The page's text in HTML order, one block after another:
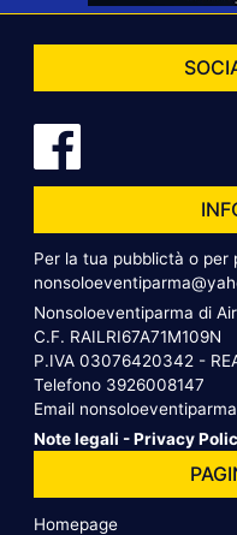
Per la tua pubblictà o
Nonsoloeventiparma di
C.F. RAILRI67A71M109N
P.IVA 03076420342 -
Telefono 3926008147
Email
Note legali -Privacy
Homepage